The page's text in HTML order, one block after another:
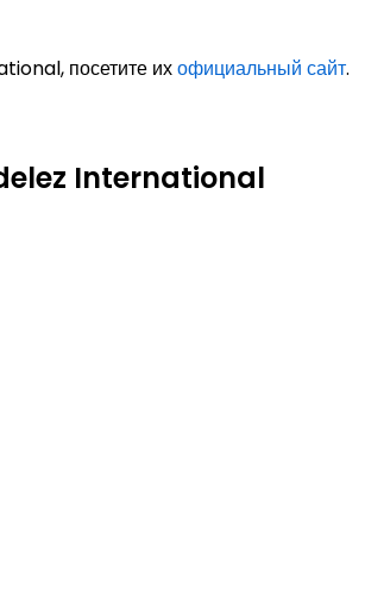
посетите ихофициальный сайт.
International